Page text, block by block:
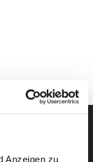
Anzeigen zu